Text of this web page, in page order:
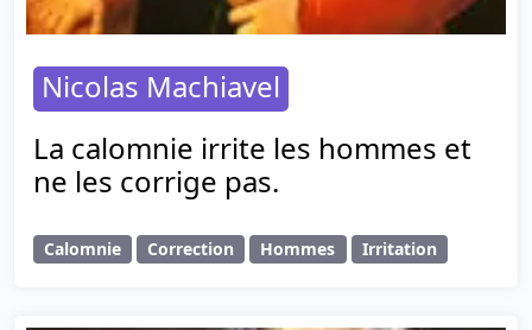
Nicolas Machiavel
La calomnie irrite les hommes et
ne les corrige pas.
Calomnie Correction Hommes Irritation